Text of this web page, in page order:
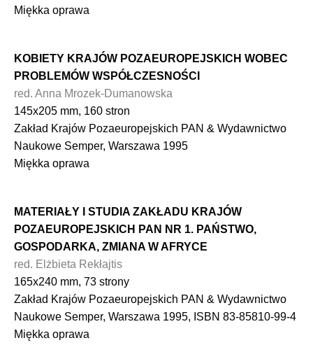
Miękka oprawa
KOBIETY KRAJÓW POZAEUROPEJSKICH WOBEC
PROBLEMÓW WSPÓŁCZESNOŚCI
red. Anna Mrozek-Dumanowska
145x205 mm, 160 stron
Zakład Krajów Pozaeuropejskich PAN & Wydawnictwo
Naukowe Semper, Warszawa 1995
Miękka oprawa
MATERIAŁY I STUDIA ZAKŁADU KRAJÓW
POZAEUROPEJSKICH PAN NR 1. PAŃSTWO,
GOSPODARKA, ZMIANA W AFRYCE
red. Elżbieta Rekłajtis
165x240 mm, 73 strony
Zakład Krajów Pozaeuropejskich PAN & Wydawnictwo
Naukowe Semper, Warszawa 1995, ISBN 83-85810-99-4
Miękka oprawa